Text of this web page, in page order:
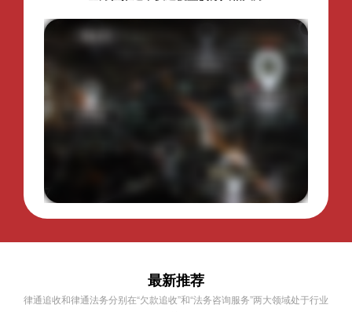
最新推荐
律通追收和律通法务分别在“欠款追收”和“法务咨询服务”两大领域处于行业